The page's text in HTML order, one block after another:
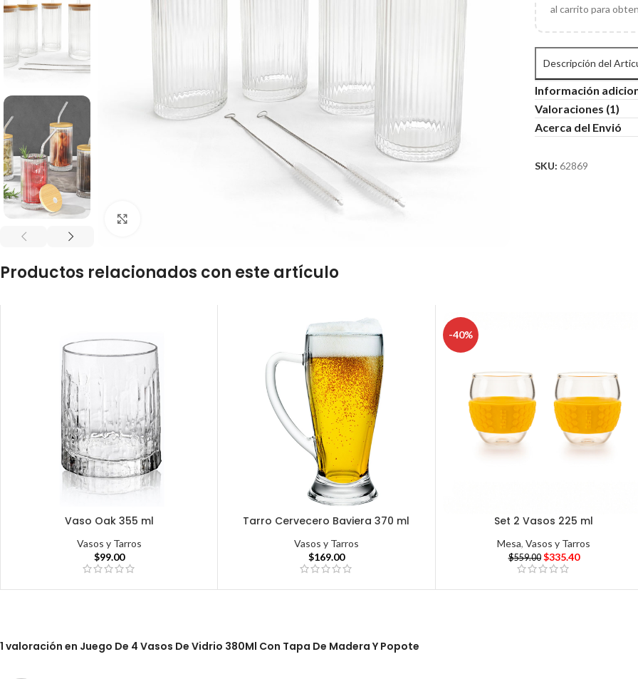
al carrito para
Descripción del
Información
Valoraciones (1)
Acerca del Envió
SKU:62869
Productos relacionados con este artículo
Vaso Oak 355 ml
Vasos y Tarros
$99.00
Tarro Cervecero Baviera 370 ml
Vasos y Tarros
$169.00
-40%
Set 2 Vasos 225 ml
Mesa,Vasos y Tarros
$559.00 $335.40
1 valoración en Juego De 4 Vasos De Vidrio 380Ml Con Tapa De Madera Y Popote